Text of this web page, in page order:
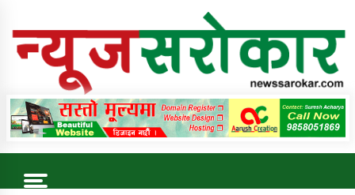
Online News Portal